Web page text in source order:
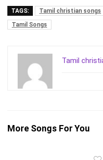
TAGS: Tamil christian songs
Tamil Songs
Tamil
More Songs For You